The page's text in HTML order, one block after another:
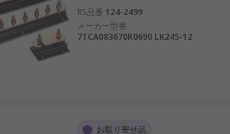
RS品番 124-2499
メーカー型番
7TCA083670R0690 LK245-12
お取り寄せ品